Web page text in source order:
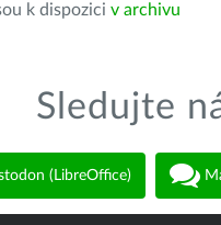
k dispozici v archivu
Sledujte
(LibreOffice)